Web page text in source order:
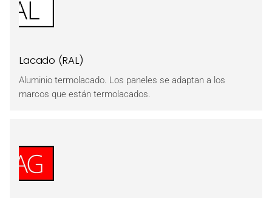
Lacado (RAL)
Aluminio termolacado. Los paneles se adaptan a los
marcos que están termolacados.